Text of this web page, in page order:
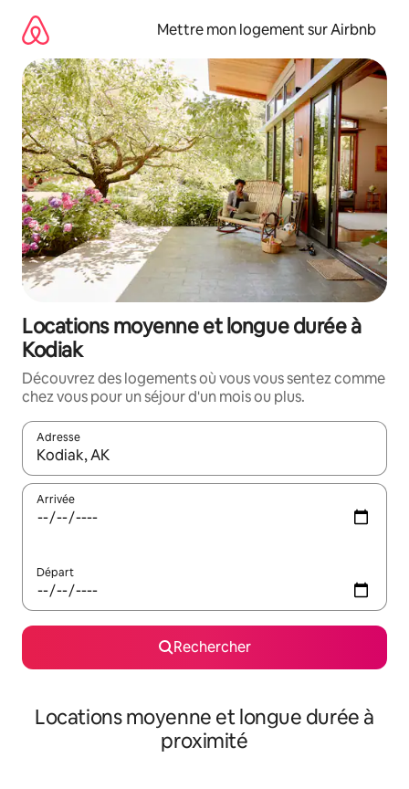
directement
contenu
Mettre mon logement sur Airbnb
Locations moyenne et longue durée à
Kodiak
Découvrez des logements où vous vous sentez comme
chez vous pour un séjour d'un mois ou plus.
Adresse
Lorsque les résultats s'affichent, utilisez les flèches vers le
Arrivée
Départ
Rechercher
Locations moyenne et longue durée à
proximité